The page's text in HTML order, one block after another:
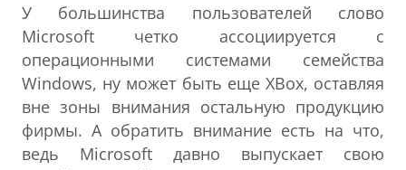
У большинства пользователей слово
Microsoft четко ассоциируется с
операционными системами семейства
Windows, ну может быть еще XBox, оставляя
вне зоны внимания остальную продукцию
фирмы. А обратить внимание есть на что,
ведь Microsoft давно выпускает свою